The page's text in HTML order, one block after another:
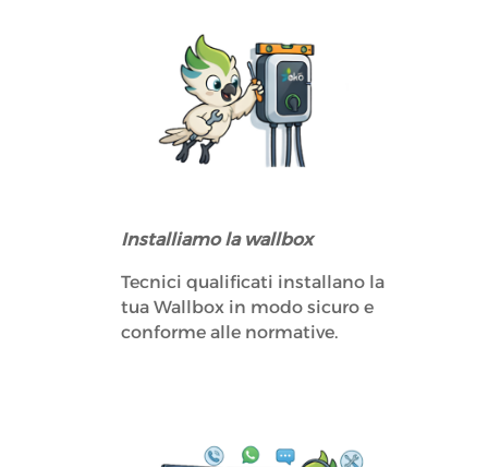
Installiamo la wallbox
Tecnici qualificati installano la
tua Wallbox in modo sicuro e
conforme alle normative.